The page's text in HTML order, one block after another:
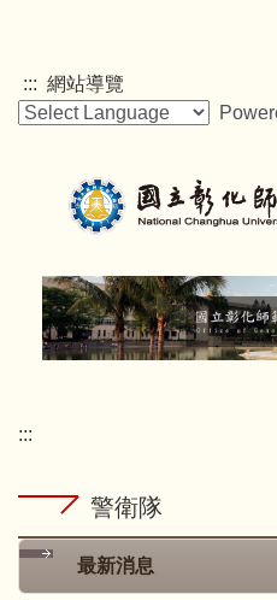
主
要
::: 網站導覽
:::
警衛隊
最新消息